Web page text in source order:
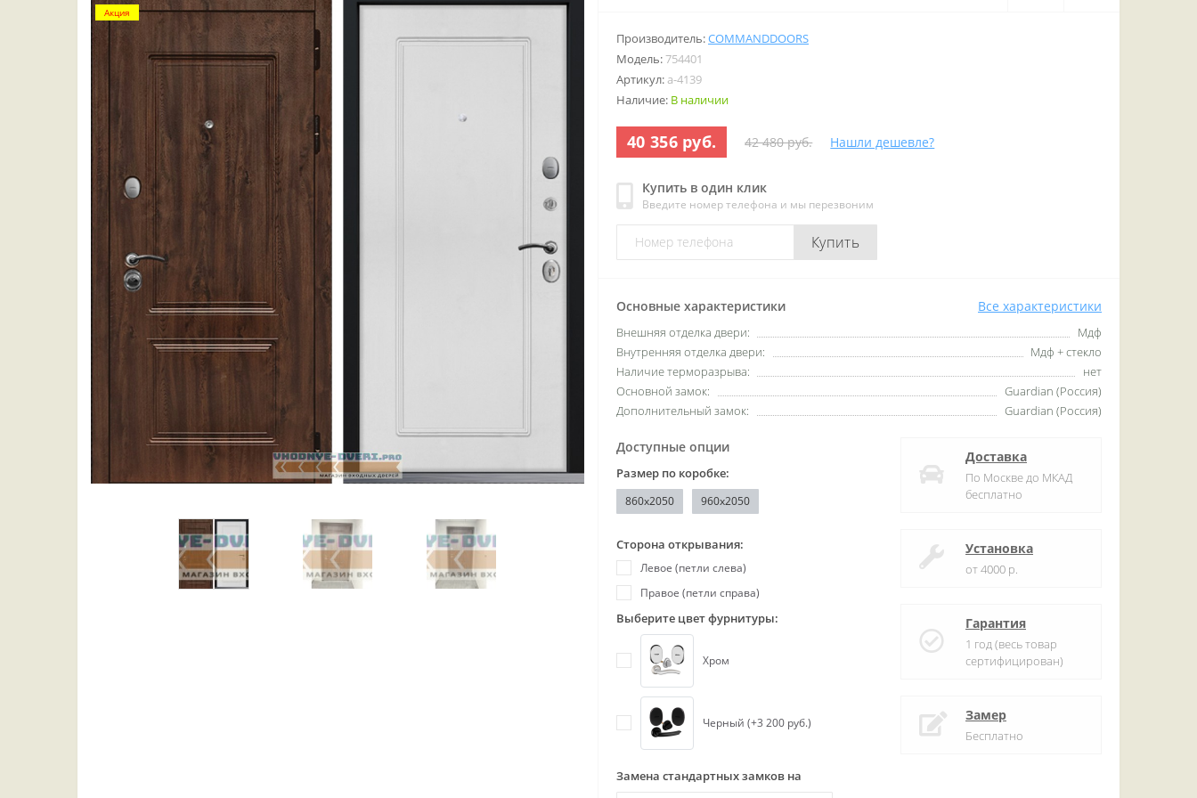
Акция
Производитель:COMMANDDOORS
Модель:754401
Артикул: a-4139
Наличие: В наличии
40 356 руб. 42 480 руб. Нашли дешевле?
Купить в один клик
Введите номер телефона и мы перезвоним
Купить
Основные характеристики Все характеристики
Внешняя отделка двери:
Мдф
Внутренняя отделка двери:
Мдф + стекло
Наличие терморазрыва:
нет
Основной замок:
Guardian (Россия)
Дополнительный замок:
Guardian (Россия)
Доступные опции
Размер по коробке:
860х2050 960x2050
Сторона открывания:
Левое (петли слева)
Правое (петли справа)
Выберите цвет фурнитуры:
Хром
Черный (+3 200 руб.)
Замена стандартных замков на
Доставка
По Москве до МКАД
бесплатно
Установка
от 4000 р.
Гарантия
1 год (весь товар
сертифицирован)
Замер
Бесплатно